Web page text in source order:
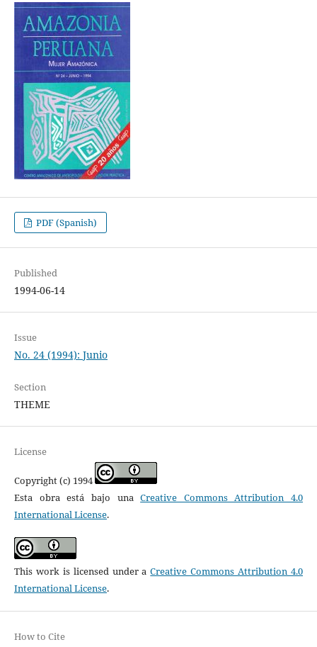
PDF (Spanish)
Published
1994-06-14
Issue
No. 24 (1994): Junio
Section
THEME
License
Copyright (c) 1994
Esta obra está bajo unaCreative Commons Attribution 4.0
International License.
This work is licensed under aCreative Commons Attribution 4.0
International License.
How to Cite